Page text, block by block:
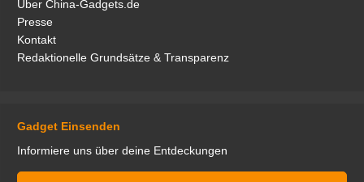
Über China-Gadgets.de
Presse
Kontakt
Redaktionelle Grundsätze & Transparenz
Gadget Einsenden
Informiere uns über deine Entdeckungen